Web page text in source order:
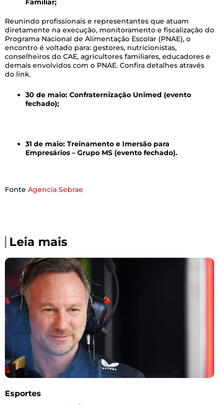
Familiar;
Reunindo profissionais e representantes que atuam
diretamente na execução, monitoramento e fiscalização do
Programa Nacional de Alimentação Escolar (PNAE), o
encontro é voltado para: gestores, nutricionistas,
conselheiros do CAE, agricultores familiares, educadores e
demais envolvidos com o PNAE. Confira detalhes através
do link.
30 de maio: Confraternização Unimed (evento
fechado);
31 de maio: Treinamento e Imersão para
Empresários – Grupo MS (evento fechado).
Fonte Agencia Sebrae
Leia mais
Esportes